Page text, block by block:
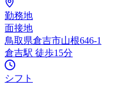
勤務地
面接地
鳥取県倉吉市山根646-1
倉吉駅 徒歩15分
シフト